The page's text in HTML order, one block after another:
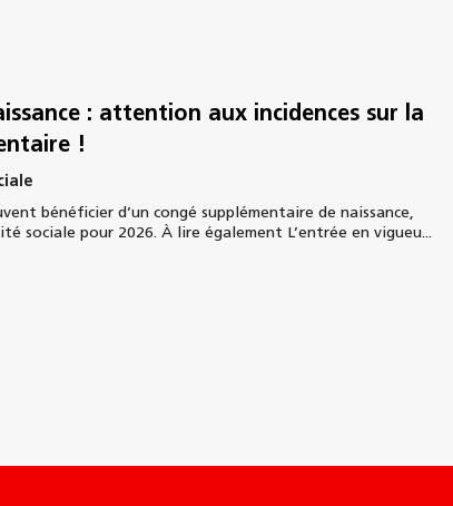
: attention aux incidences sur la
!
bénéficier d’un congé supplémentaire de naissance,
sociale pour 2026. À lire également L’entrée en vigueu...